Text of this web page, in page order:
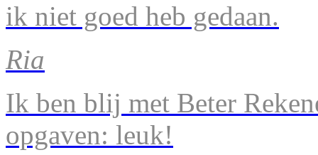
ik niet goed heb gedaan.
Ria
Ik ben blij met Beter
opgaven: leuk!